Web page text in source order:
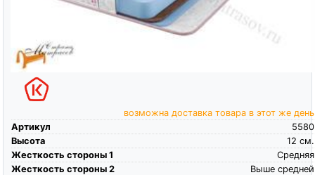
возможна доставка товара в этот же день
Артикул
5580
Высота
см.
12
Жесткость стороны 1
Средняя
Жесткость стороны 2
Выше средней